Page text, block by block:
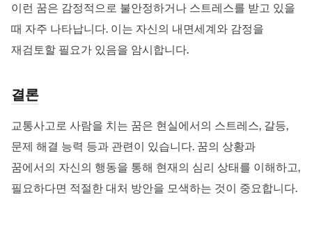
이런 꿈은 감정적으로 불안정하거나 스트레스를 받고 있을
때 자주 나타납니다. 이는 자신의 내면세계와 감정을
재검토할 필요가 있음을 암시합니다.
결론
교통사고로 사람을 치는 꿈은 현실에서의 스트레스, 갈등,
문제 해결 능력 등과 관련이 있습니다. 꿈의 상황과
꿈에서의 자신의 행동을 통해 현재의 심리 상태를 이해하고,
필요하다면 적절한 대처 방안을 모색하는 것이 중요합니다.